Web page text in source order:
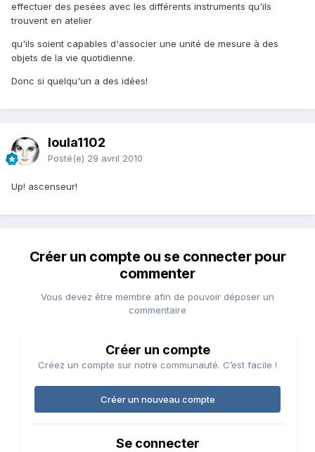
effectuer des pesées avec les différents instruments qu'ils
trouvent en atelier
qu'ils soient capables d'associer une unité de mesure à des
objets de la vie quotidienne.
Donc si quelqu'un a des idées!
loula1102
Posté(e) 29 avril 2010
Up! ascenseur!
Créer un compte ou se connecter pour
commenter
Vous devez être membre afin de pouvoir déposer un
commentaire
Créer un compte
Créez un compte sur notre communauté. C’est facile !
Créer un nouveau compte
Se connecter